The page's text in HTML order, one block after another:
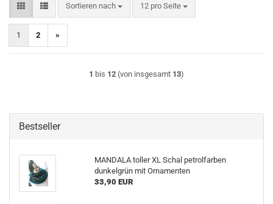
Sortieren nach
Sortieren nach 12 pro Seite
pro Seite
1 2 »
1 bis 12 (von insgesamt 13)
Bestseller
MANDALA toller XL Schal petrolfarben
dunkelgrün mit Ornamenten
33,90 EUR